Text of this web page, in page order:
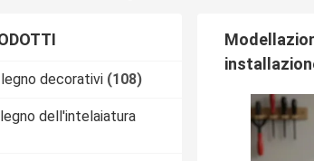
decorativi (108)
dell'intelaiatura